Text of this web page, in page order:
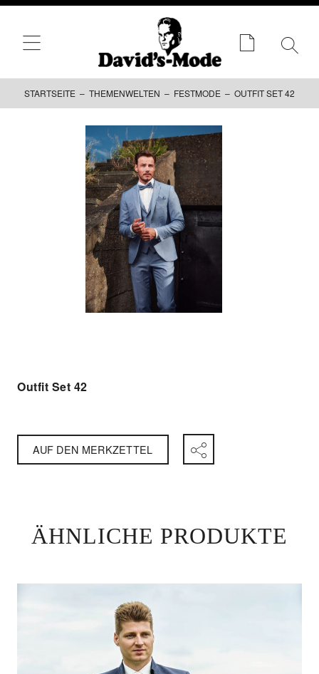
STARTSEITE – THEMENWELTEN – FESTMODE – OUTFIT SET 42
Outfit Set 42
AUF DEN MERKZETTEL
ÄHNLICHE PRODUKTE